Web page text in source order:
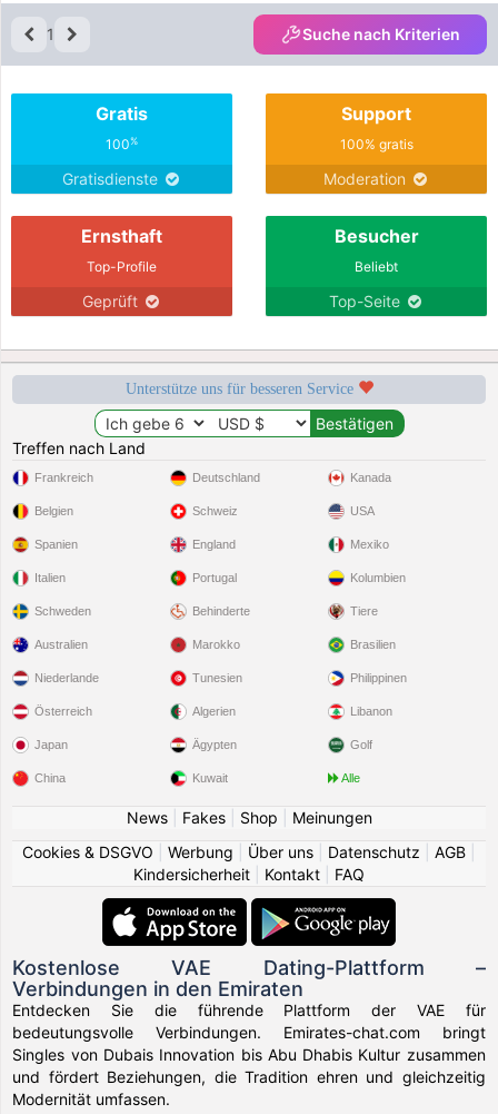
1 Suche nach Kriterien
Gratis
100%
Gratisdienste
Support
100% gratis
Moderation
Ernsthaft
Top-Profile
Geprüft
Besucher
Beliebt
Top-Seite
Unterstütze uns für besseren Service
Treffen nach Land
Frankreich
Belgien
Spanien
Italien
Schweden
Deutschland
Schweiz
England
Portugal
Behinderte
Kanada
USA
Mexiko
Kolumbien
Tiere
Australien
Niederlande
Österreich
Japan
China
Marokko
Tunesien
Algerien
Ägypten
Kuwait
Brasilien
Philippinen
Libanon
Golf
Alle
News| Fakes| Shop
Meinungen
Cookies & DSGVO
Werbung Über uns Datenschutz AGB
Kindersicherheit
Kontakt FAQ
Kostenlose VAE Dating-Plattform –
Verbindungen in den Emiraten
Entdecken Sie die führende Plattform der VAE für
bedeutungsvolle Verbindungen. Emirates-chat.com bringt
Singles von Dubais Innovation bis Abu Dhabis Kultur zusammen
und fördert Beziehungen, die Tradition ehren und gleichzeitig
Modernität umfassen.